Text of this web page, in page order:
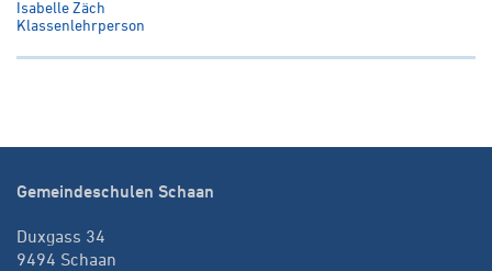
Isabelle Zäch
Klassenlehrperson
Gemeindeschulen Schaan
Duxgass 34
9494 Schaan